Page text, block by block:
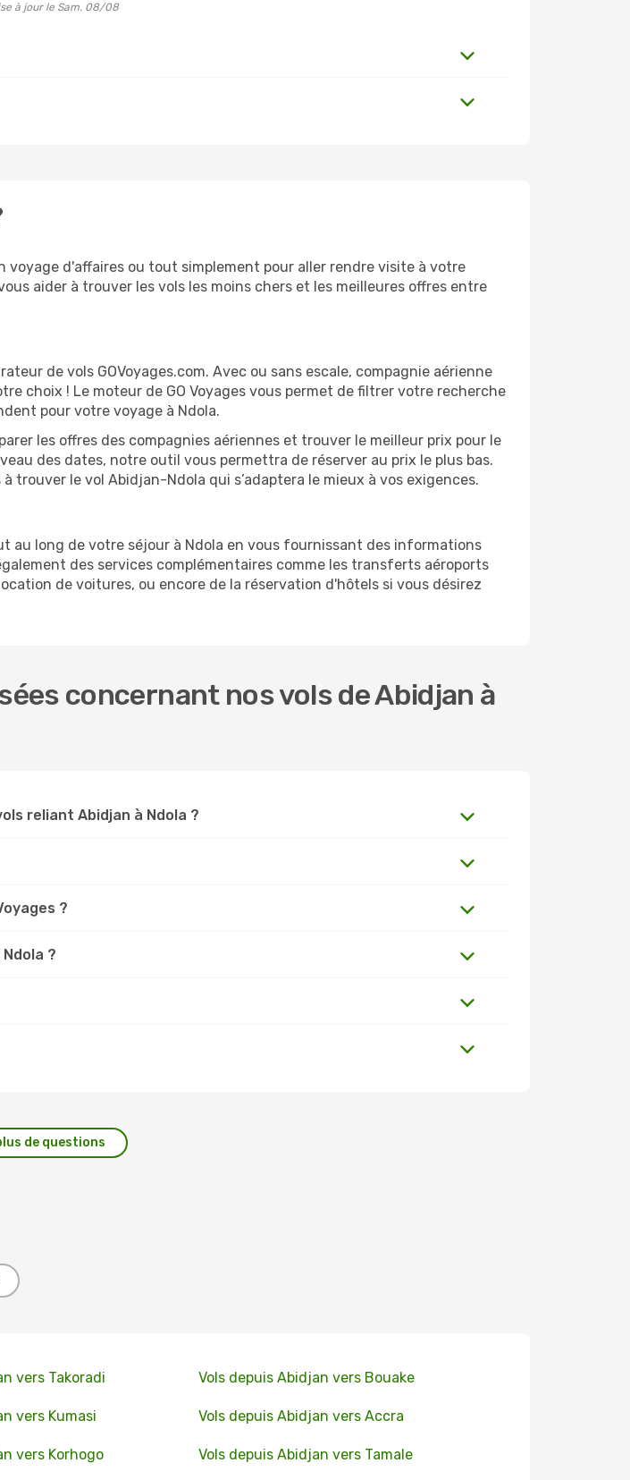
à jour le Sam. 08/08
voyage d'affaires ou tout simplement pour aller rendre visite à votre
aider à trouver les vols les moins chers et les meilleures offres entre
de vols GOVoyages.com. Avec ou sans escale, compagnie aérienne
choix ! Le moteur de GO Voyages vous permet de filtrer votre recherche
pour votre voyage à Ndola.
les offres des compagnies aériennes et trouver le meilleur prix pour le
des dates, notre outil vous permettra de réserver au prix le plus bas.
trouver le vol Abidjan-Ndola qui s’adaptera le mieux à vos exigences.
au long de votre séjour à Ndola en vous fournissant des informations
des services complémentaires comme les transferts aéroports
de voitures, ou encore de la réservation d'hôtels si vous désirez
concernant nos vols de Abidjan à
reliant Abidjan à Ndola ?
?
?
de questions
vers Takoradi Vols depuis Abidjan vers Bouake
vers Kumasi Vols depuis Abidjan vers Accra
vers Korhogo Vols depuis Abidjan vers Tamale